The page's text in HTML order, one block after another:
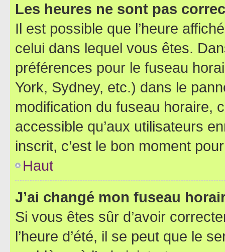
Les heures ne sont pas
Il est possible que l’heure
celui dans lequel vous êtes.
préférences pour le fuseau
York, Sydney, etc.) dans le
modification du fuseau horaire,
accessible qu’aux utilisateurs
inscrit, c’est le bon moment
Haut
J’ai changé mon fuseau
Si vous êtes sûr d’avoir
l’heure d’été, il se peut que le